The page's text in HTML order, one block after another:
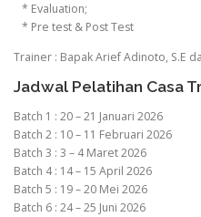
* Evaluation;
* Pre test & Post Test
Trainer : Bapak Arief Adinoto, S.E
Jadwal Pelatihan Casa
Batch 1 : 20 – 21 Januari 2026
Batch 2 : 10 – 11 Februari 2026
Batch 3 : 3 – 4 Maret 2026
Batch 4 : 14 – 15 April 2026
Batch 5 : 19 – 20 Mei 2026
Batch 6 : 24 – 25 Juni 2026